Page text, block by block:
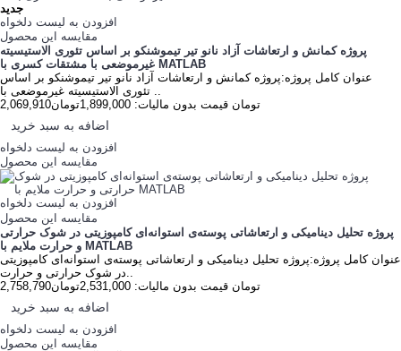
جدید
افزودن به لیست دلخواه
مقایسه این محصول
پروژه کمانش و ارتعاشات آزاد نانو تیر تیموشنکو بر اساس تئوری الاستیسیته
غیرموضعی با مشتقات کسری با MATLAB‌
عنوان کامل پروژه:پروژه کمانش و ارتعاشات آزاد نانو تیر تیموشنکو بر اساس
تئوری الاستیسیته غیرموضعی با ..
2,069,910تومان قیمت بدون مالیات: 1,899,000تومان
اضافه به سبد خرید
افزودن به لیست دلخواه
مقایسه این محصول
افزودن به لیست دلخواه
مقایسه این محصول
پروژه تحلیل دینامیکی و ارتعاشاتی پوسته‌ی استوانه‌ای کامپوزیتی در شوک حرارتی
و حرارت ملایم با MATLAB
عنوان کامل پروژه:پروژه تحلیل دینامیکی و ارتعاشاتی پوسته‌ی استوانه‌ای کامپوزیتی
2,758,790تومان قیمت بدون مالیات: 2,531,000تومان
اضافه به سبد خرید
افزودن به لیست دلخواه
مقایسه این محصول